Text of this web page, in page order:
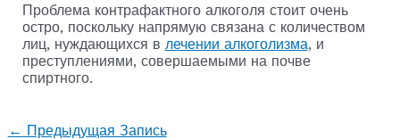
Проблема контрафактного алкоголя стоит очень
остро, поскольку напрямую связана с количеством
лиц, нуждающихся в лечении алкоголизма, и
преступлениями, совершаемыми на почве
спиртного.
← Предыдущая Запись